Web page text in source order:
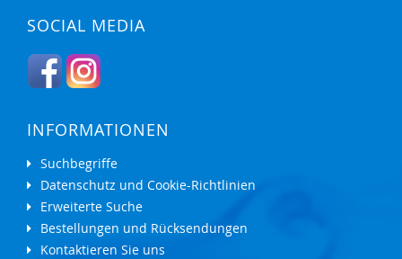
SOCIAL MEDIA
INFORMATIONEN
Suchbegriffe
Datenschutz und Cookie-Richtlinien
Erweiterte Suche
Bestellungen und Rücksendungen
Kontaktieren Sie uns